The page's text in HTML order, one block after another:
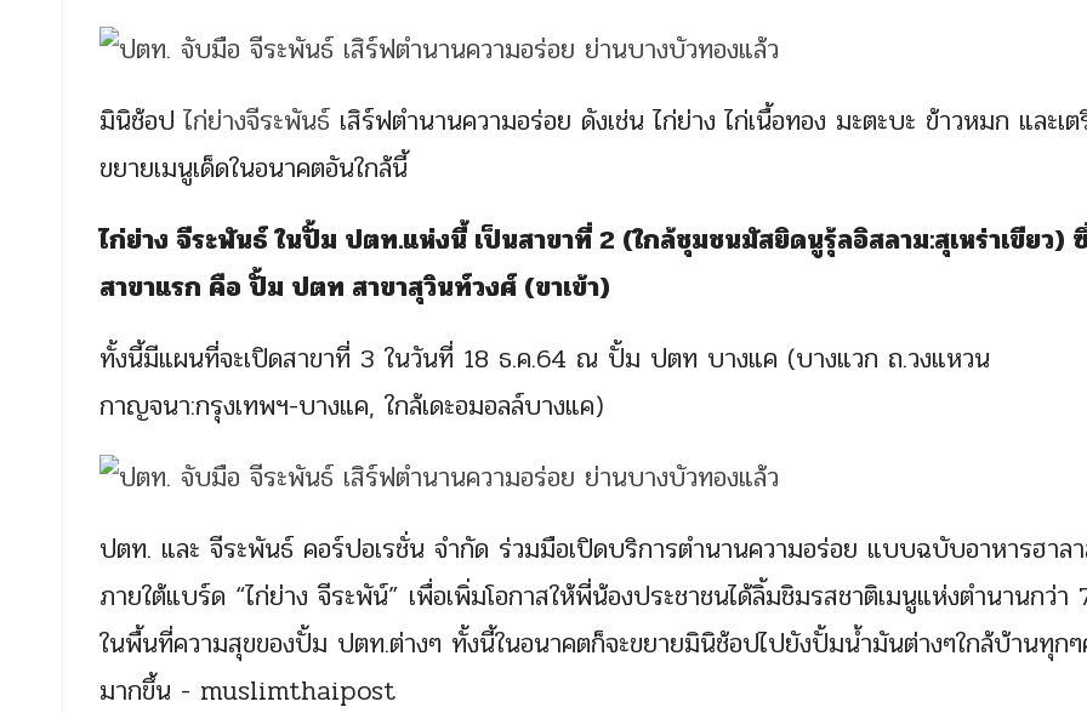
มินิช้อปไก่ย่างจีระพันธ์ เสิร์ฟตำนานความอร่อย ดังเช่น ไก่ย่าง ไก่เนื้อทอง มะตะบะ ข้าวหมก และเ
ขยายเมนูเด็ดในอนาคตอันใกล้นี้
ไก่ย่าง จีระพันธ์ ในปั้ม ปตท.แห่งนี้ เป็นสาขาที่ 2 (ใกล้ชุมชนมัสยิดนูรุ้ลอิสลาม:สุเหร่าเขียว)
สาขาแรก คือ ปั้ม ปตท สาขาสุวินท์วงศ์ (ขาเข้า)
ทั้งนี้มีแผนที่จะเปิดสาขาที่ 3 ในวันที่ 18 ธ.ค.64 ณ ปั้ม ปตท บางแค (บางแวก ถ.วงแหวน
กาญจนา:กรุงเทพฯ-บางแค, ใกล้เดะอมอลล์บางแค)
ปตท. และ จีระพันธ์ คอร์ปอเรชั่น จำกัด ร่วมมือเปิดบริการตำนานความอร่อย แบบฉบับอาหารฮาล
ภายใต้แบร์ด “ไก่ย่าง จีระพัน์” เพื่อเพิ่มโอกาสให้พี่น้องประชาชนได้ลิ้มชิมรสชาติเมนูแห่งตำนานกว่
ในพื้นที่ความสุขของปั้ม ปตท.ต่างๆ ทั้งนี้ในอนาคตก็จะขยายมินิช้อปไปยังปั้มน้ำมันต่างๆใกล้บ้านทุก
มากขึ้น - muslimthaipost